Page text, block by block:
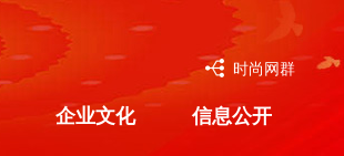
时尚网群
企业文化 信息公开